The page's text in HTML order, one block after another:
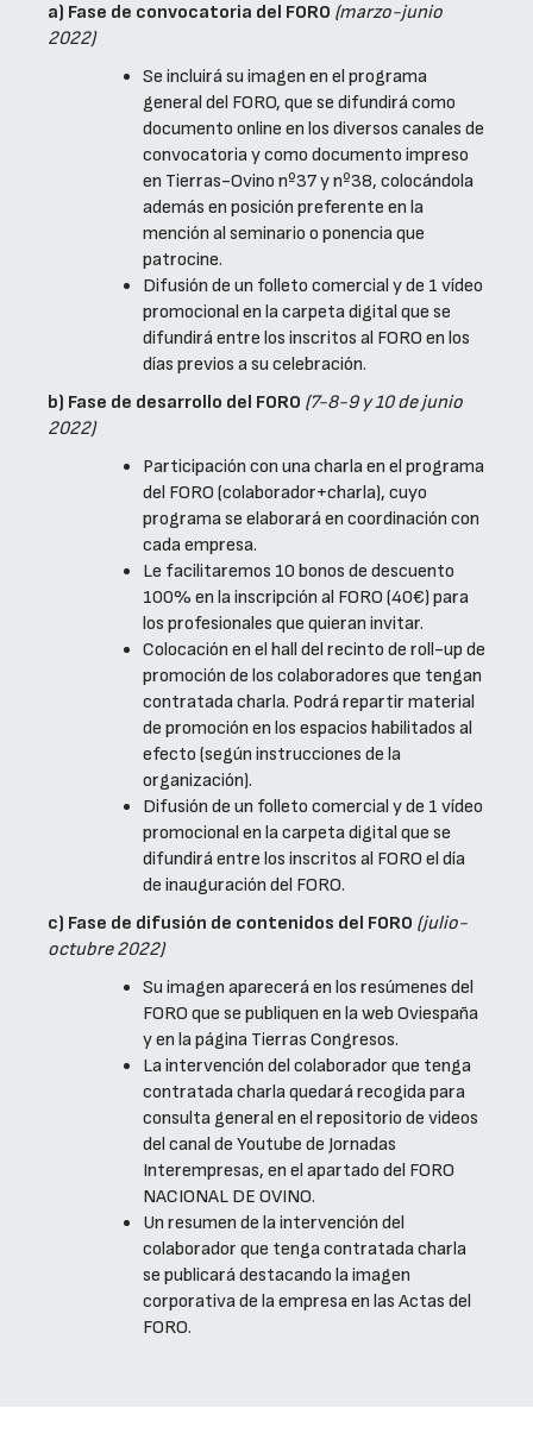
a) Fase de convocatoria del FORO (marzo-junio
2022)
Se incluirá su imagen en el programa
general del FORO, que se difundirá como
documento online en los diversos canales de
convocatoria y como documento impreso
en Tierras-Ovino nº37 y nº38, colocándola
además en posición preferente en la
mención al seminario o ponencia que
patrocine.
Difusión de un folleto comercial y de 1 vídeo
promocional en la carpeta digital que se
difundirá entre los inscritos al FORO en los
días previos a su celebración.
b) Fase de desarrollo del FORO (7-8-9 y 10 de junio
2022)
Participación con una charla en el programa
del FORO (colaborador+charla), cuyo
programa se elaborará en coordinación con
cada empresa.
Le facilitaremos 10 bonos de descuento
100% en la inscripción al FORO (40€) para
los profesionales que quieran invitar.
Colocación en el hall del recinto de roll-up de
promoción de los colaboradores que tengan
contratada charla. Podrá repartir material
de promoción en los espacios habilitados al
efecto (según instrucciones de la
organización).
Difusión de un folleto comercial y de 1 vídeo
promocional en la carpeta digital que se
difundirá entre los inscritos al FORO el día
de inauguración del FORO.
c) Fase de difusión de contenidos del FORO (julio-
octubre 2022)
Su imagen aparecerá en los resúmenes del
FORO que se publiquen en la web Oviespaña
y en la página Tierras Congresos.
La intervención del colaborador que tenga
contratada charla quedará recogida para
consulta general en el repositorio de videos
del canal de Youtube de Jornadas
Interempresas, en el apartado del FORO
NACIONAL DE OVINO.
Un resumen de la intervención del
colaborador que tenga contratada charla
se publicará destacando la imagen
corporativa de la empresa en las Actas del
FORO.